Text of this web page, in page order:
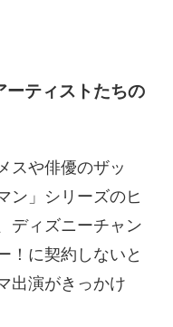
ティストたちの
スや俳優のザッ
ン」シリーズのヒ
ディズニーチャン
！に契約しないと
出演がきっかけ